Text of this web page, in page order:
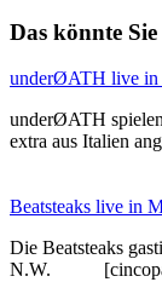
Das könnte
underØATH live in
underØATH
extra aus Italien
Beatsteaks live in
Die Beatsteaks
N.W.